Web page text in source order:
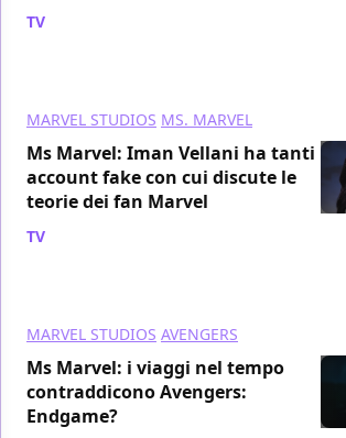
TV
MARVEL STUDIOS MS. MARVEL
Ms Marvel: Iman Vellani ha tanti
account fake con cui discute le
teorie dei fan Marvel
TV
MARVEL STUDIOS AVENGERS
Ms Marvel: i viaggi nel tempo
contraddicono Avengers:
Endgame?